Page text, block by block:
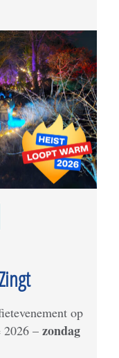
op
2026 – zondag